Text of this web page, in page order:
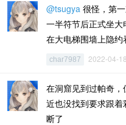
@tsugya 很怪，第
一半符节后正式坐
在大电梯围墙上隐
char7987 2022-04-
在洞窟见到过帕奇
近也没找到要求跟
断了